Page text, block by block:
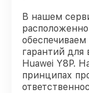
В нашем
гарантий для
Huawei Y8P.
принципах